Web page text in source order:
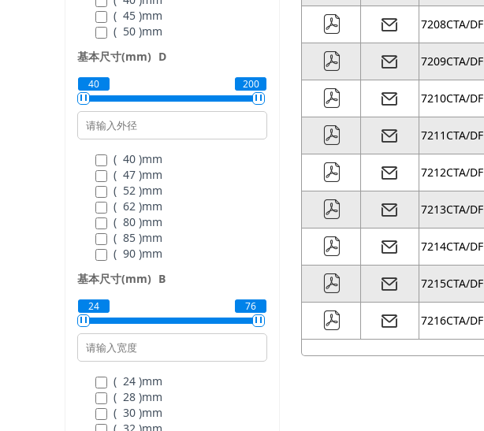
( 45 )mm
( 50 )mm
( 60 )mm
( 70 )mm
( 75 )mm
( 80 )
( 85 )mm
( 90 )mm
( 95 )mm
( 100 )mm
( 105 )mm
( 110 )mm
基本尺寸(mm) D
40 200
( 40 )mm
( 47 )mm
( 52 )mm
( 62 )mm
( 80 )mm
( 85 )mm
( 90 )mm
( 110 )mm
( 125 )mm
( 130 )mm
( 140 )
( 150 )mm
( 160 )mm
( 170 )mm
( 180 )mm
( 190 )mm
基本尺寸(mm) B
24 76
( 24 )mm
( 28 )mm
( 30 )mm
7208CTA/DF
7209CTA/DF
7210CTA/DF
7211CTA/DF
7212CTA/DF
7213CTA/DF
7214CTA/DF
7215CTA/DF
7216CTA/DF